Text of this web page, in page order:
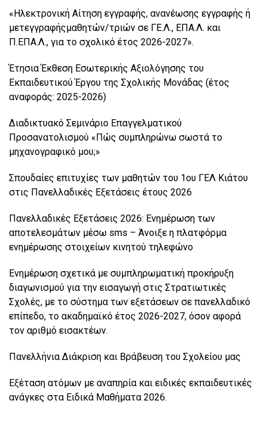
«Ηλεκτρονική Αίτηση εγγραφής, ανανέωσης εγγραφής ή
μετεγγραφήςμαθητών/τριών σε ΓΕ.Λ., ΕΠΑ.Λ. και
Π.ΕΠΑ.Λ., για το σχολικό έτος 2026-2027».
Έτησια Έκθεση Εσωτερικής Αξιολόγησης του
Εκπαιδευτικού Έργου της Σχολικής Μονάδας (έτος
αναφοράς: 2025-2026)
Διαδικτυακό Σεμινάριο Επαγγελματικού
Προσανατολισμού «Πώς συμπληρώνω σωστά το
μηχανογραφικό μου;»
Σπουδαίες επιτυχίες των μαθητών του 1ου ΓΕΛ Κιάτου
στις Πανελλαδικές Εξετάσεις έτους 2026
Πανελλαδικές Εξετάσεις 2026: Ενημέρωση των
αποτελεσμάτων μέσω sms – Άνοιξε η πλατφόρμα
ενημέρωσης στοιχείων κινητού τηλεφώνο
Ενημέρωση σχετικά με συμπληρωματική προκήρυξη
διαγωνισμού για την εισαγωγή στις Στρατιωτικές
Σχολές, με το σύστημα των εξετάσεων σε πανελλαδικό
επίπεδο, το ακαδημαϊκό έτος 2026-2027, όσον αφορά
τον αριθμό εισακτέων.
Πανελλήνια Διάκριση και Βράβευση του Σχολείου μας
Εξέταση ατόμων με αναπηρία και ειδικές εκπαιδευτικές
ανάγκες στα Ειδικά Μαθήματα 2026.